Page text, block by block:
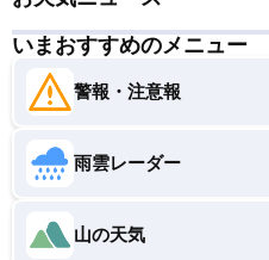
いまおすすめのメニュー
警報・注意報
雨雲レーダー
山の天気